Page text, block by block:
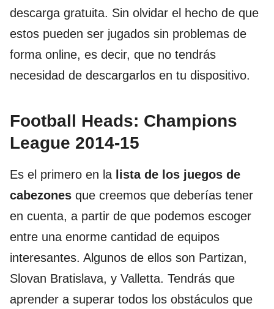
descarga gratuita. Sin olvidar el hecho de que
estos pueden ser jugados sin problemas de
forma online, es decir, que no tendrás
necesidad de descargarlos en tu dispositivo.
Football Heads: Champions
League 2014-15
Es el primero en la lista de los juegos de
cabezones que creemos que deberías tener
en cuenta, a partir de que podemos escoger
entre una enorme cantidad de equipos
interesantes. Algunos de ellos son Partizan,
Slovan Bratislava, y Valletta. Tendrás que
aprender a superar todos los obstáculos que